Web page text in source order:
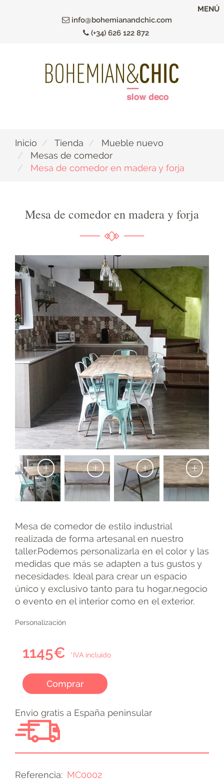
info@bohemianandchic.com
(+34) 626 122 872
MENÚ
Inicio Tienda
Mueble nuevo
Mesas de comedor
Mesa de comedor en madera y forja
Mesa de comedor en madera y forja
+ + + +
Mesa de comedor de estilo industrial
realizada de forma artesanal en nuestro
taller.Podemos personalizarla en el color y las
medidas que más se adapten a tus gustos y
necesidades. Ideal para crear un espacio
único y exclusivo tanto para tu hogar,negocio
o evento en el interior como en el exterior.
Personalización
1145€ *IVA incluido
Comprar
Envio gratis a España peninsular
Referencia MC0002